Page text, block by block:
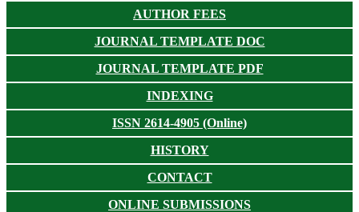
AUTHOR FEES
JOURNAL TEMPLATE DOC
JOURNAL TEMPLATE PDF
INDEXING
ISSN 2614-4905 (Online)
HISTORY
CONTACT
ONLINE SUBMISSIONS